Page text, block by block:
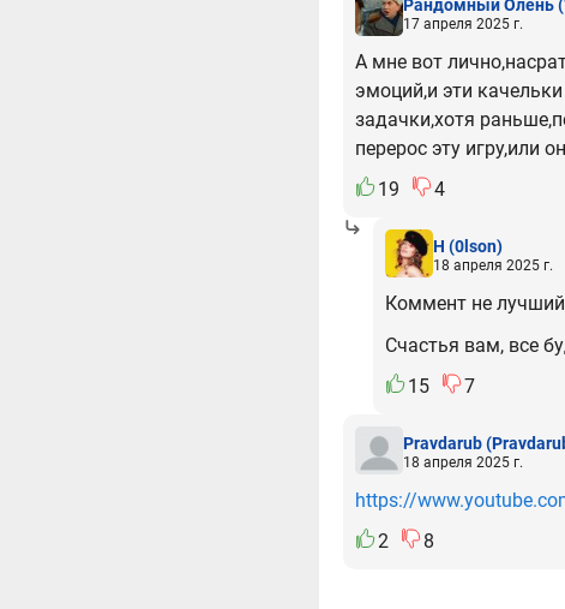
Рандомный Олень
17 апреля 2025 г.
А мне вот
эмоций,и эти
задачки,хотя
перерос эту игру,или
19
4
H (0lson)
18 апреля 2025 г.
Коммент не
Счастья вам, все
15
7
Pravdarub
18 апреля 2025 г.
https://
2
8